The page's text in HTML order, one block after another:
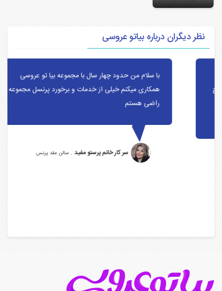
نظر دیگران درباره بیاتو عروسی
با سلام‌ من حدود چهار سال با مجموعه بیا تو عروسی
همکاری میکنم خیلی از خدمات و برخورد پرنسل مجموعه
راضی هستم
سر کار خانم پرستو مفید . سالن عقد پرنس